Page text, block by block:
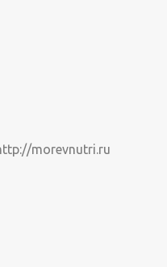
morevnutri.ru